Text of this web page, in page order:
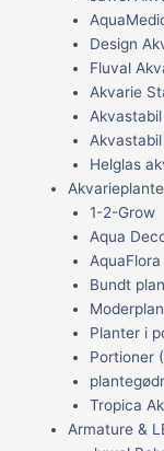
Design
Fluval
Akvarie
Helglas
1-2-Grow
Aqua
AquaFlora
Bundt
Planter i
Portioner
Tropica
Armature &